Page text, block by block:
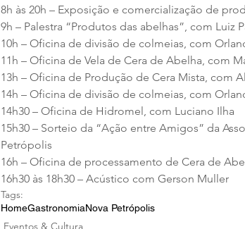
8h às 20h – Exposição e comercialização de
9h – Palestra “Produtos das abelhas”, com Luiz
10h – Oficina de divisão de colmeias, com
11h – Oficina de Vela de Cera de Abelha, com
13h – Oficina de Produção de Cera Mista, com
14h – Oficina de divisão de colmeias, com
14h30 – Oficina de Hidromel, com Luciano Ilha
15h30 – Sorteio da “Ação entre Amigos” da
Petrópolis
16h – Oficina de processamento de Cera de
16h30 às 18h30 – Acústico com Gerson Muller
Tags:
HomeGastronomiaNova Petrópolis
Eventos & Cultura